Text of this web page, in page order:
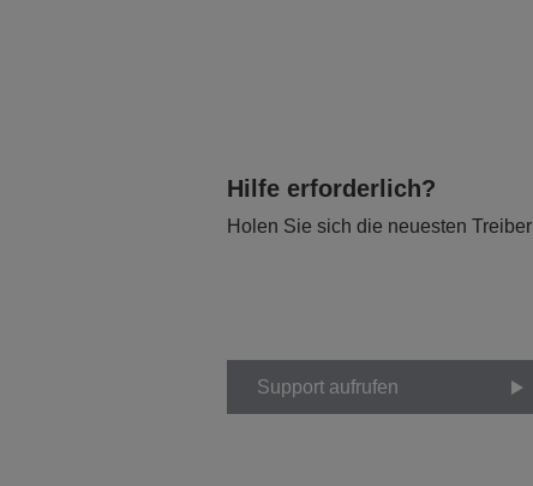
Hilfe erforderlich?
Holen Sie sich die neuesten Treiber
Support aufrufen